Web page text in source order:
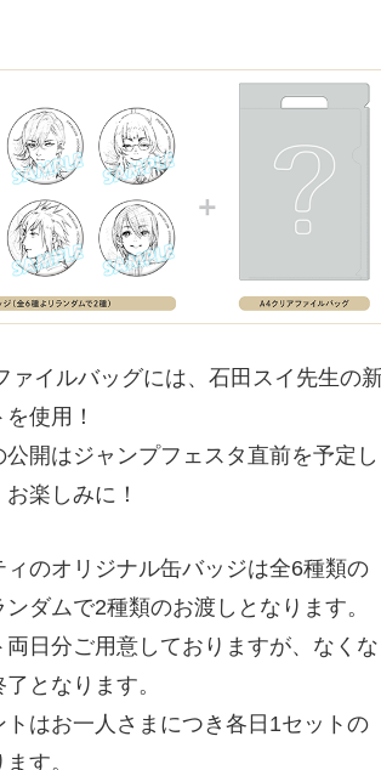
ァイルバッグには、 石田スイ 先生の
使用！
公開はジャンプフェスタ直前を予定し
楽しみに！
のオリジナル缶バッジは全6種類の
ンダムで2種類のお渡しとなります。
日分ご用意しておりますが、なくな
了となります。
はお一人さまにつき各日1セットの
す。